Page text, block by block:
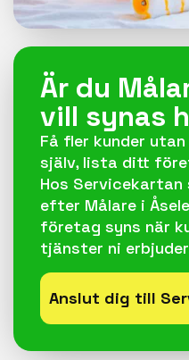
Är du
vill synas
Få fler kunder
själv, lista ditt
Hos Servicekartan
efter Målare i
företag syns när
tjänster ni
Anslut dig till